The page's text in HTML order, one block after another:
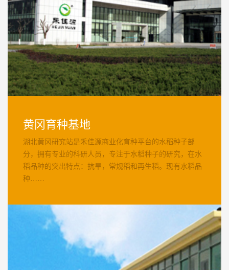
黄冈育种基地
湖北黄冈研究站是禾佳源商业化育种平台的水稻种子部
分，拥有专业的科研人员，专注于水稻种子的研究，在水
稻品种的突出特点：抗旱，常规稻和再生稻。现有水稻品
种……